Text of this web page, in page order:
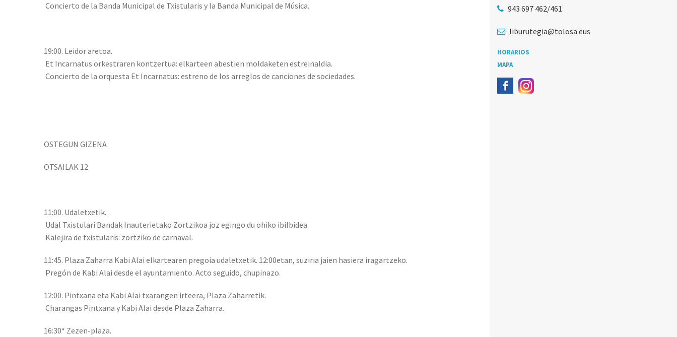
Concierto de la Banda Municipal de Txistularis y la Banda Municipal de Música.
19:00. Leidor aretoa.
Et Incarnatus orkestraren kontzertua: elkarteen abestien moldaketen estreinaldia.
Concierto de la orquesta Et Incarnatus: estreno de los arreglos de canciones de sociedades.
OSTEGUN GIZENA
OTSAILAK 12
11:00. Udaletxetik.
Udal Txistulari Bandak Inauterietako Zortzikoa joz egingo du ohiko ibilbidea.
Kalejira de txistularis: zortziko de carnaval.
11:45. Plaza Zaharra Kabi Alai elkartearen pregoia udaletxetik. 12:00etan, suziria jaien hasiera iragartzeko.
Pregón de Kabi Alai desde el ayuntamiento. Acto seguido, chupinazo.
12:00. Pintxana eta Kabi Alai txarangen irteera, Plaza Zaharretik.
Charangas Pintxana y Kabi Alai desde Plaza Zaharra.
16:30* Zezen-plaza.
943 697 462/461
liburutegia@tolosa.eus
HORARIOS
MAPA